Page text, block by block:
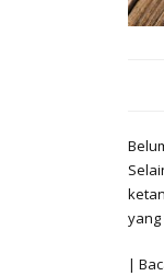
|